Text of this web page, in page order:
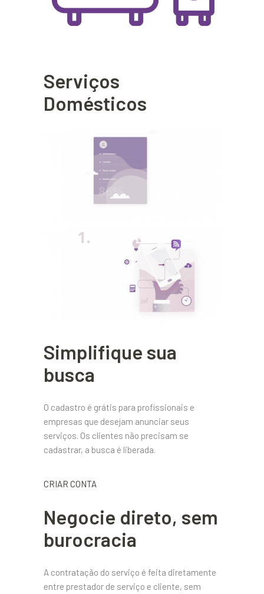
Serviços
Domésticos
Simplifique sua
busca
O cadastro é grátis para profissionais e
empresas que desejam anunciar seus
serviços. Os clientes não precisam se
cadastrar, a busca é liberada.
CRIAR CONTA
Negocie direto, sem
burocracia
A contratação do serviço é feita diretamente
entre prestador de serviço e cliente, sem